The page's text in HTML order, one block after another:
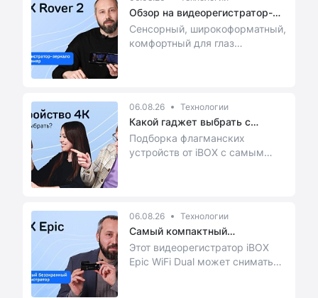
Обзор на видеорегистратор-
зеркал...
Сенсорный, широкоформатный,
комфортный для глаз
06.08.26 Технологии
Какой гаджет выбрать с
разрешени...
Подборка флагманских
устройств от iBOX с самым
06.08.26 Технологии
Самый компактный
видеорегистрато...
Этот видеорегистратор iBOX
Epic WiFi Dual может снимать